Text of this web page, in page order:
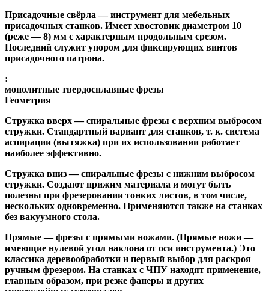
Присадочные свёрла — инструмент для мебельных
присадочных станков. Имеет хвостовик диаметром 10
(реже — 8) мм с характерным продольным срезом.
Последний служит упором для фиксирующих винтов
присадочного патрона.
:
монолитные твердосплавные фрезы
Геометрия
Стружка вверх— спиральные фрезы с верхним выбросом
стружки. Стандартный вариант для станков, т. к. система
аспирации (вытяжка) при их использовании работает
наиболее эффективно.
Стружка вниз— спиральные фрезы с нижним выбросом
стружки. Создают прижим материала и могут быть
полезны при фрезеровании тонких листов, в том числе,
нескольких одновременно. Применяются также на станках
без вакуумного стола.
Прямые— фрезы с прямыми ножами. (Прямые ножи —
имеющие нулевой угол наклона от оси инструмента.) Это
классика деревообработки и первый выбор для раскроя
ручным фрезером. На станках с ЧПУ находят применение,
главным образом, при резке фанеры и других